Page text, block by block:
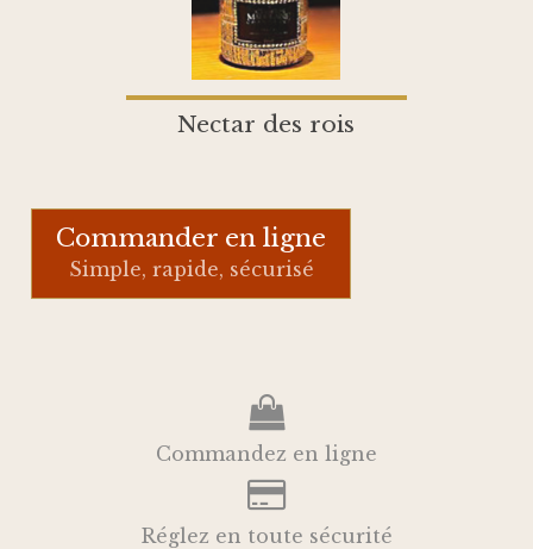
Nectar des rois
Commander en ligne
Simple, rapide, sécurisé
Commandez en ligne
Réglez en toute sécurité